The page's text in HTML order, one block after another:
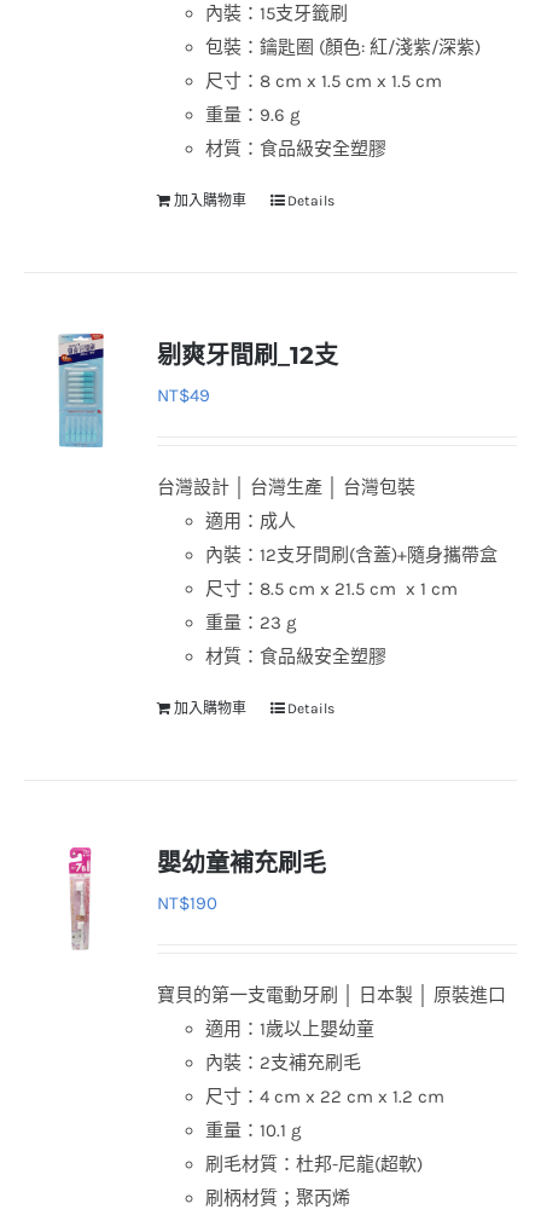
內裝：15支牙籤刷
包裝：鑰匙圈 (顏色: 紅/淺紫/深紫)
尺寸：8 cm x 1.5 cm x 1.5 cm
重量：9.6 g
材質：食品級安全塑膠
加入購物車 Details
剔爽牙間刷_12支
NT$49
台灣設計 │ 台灣生產 │ 台灣包裝
適用：成人
內裝：12支牙間刷(含蓋)+隨身攜帶盒
尺寸：8.5 cm x 21.5 cm x 1 cm
重量：23 g
材質：食品級安全塑膠
加入購物車 Details
嬰幼童補充刷毛
NT$190
寶貝的第一支電動牙刷 │ 日本製 │ 原裝進口
適用：1歲以上嬰幼童
內裝：2支補充刷毛
尺寸：4 cm x 22 cm x 1.2 cm
重量：10.1 g
刷毛材質：杜邦-尼龍(超軟)
刷柄材質；聚丙烯